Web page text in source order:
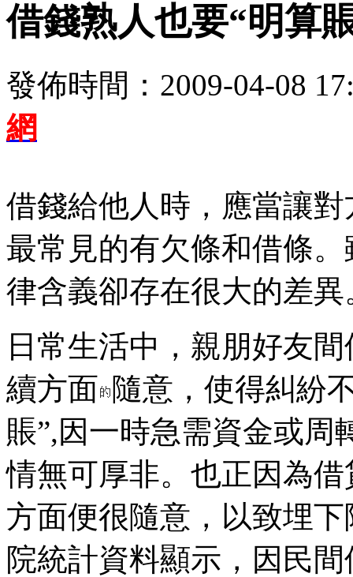
借錢熟人也要“明算
發佈時間：2009-04-08
網
借錢給他人時，應當讓
最常見的有欠條和借條
律含義卻存在很大的差異
日常生活中，親朋好友間
續方面 隨意，使得糾紛
賬”,因一時急需資金或周
情無可厚非。也正因為
方面便很隨意，以致埋
院統計資料顯示，因民